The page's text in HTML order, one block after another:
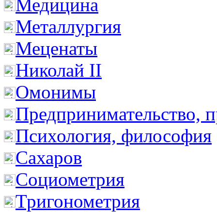
Медицина
Металлургия
Меценаты
Николай II
Омонимы
Предпринимательство,
Психология, философия
Сахаров
Социометрия
Тригонометрия